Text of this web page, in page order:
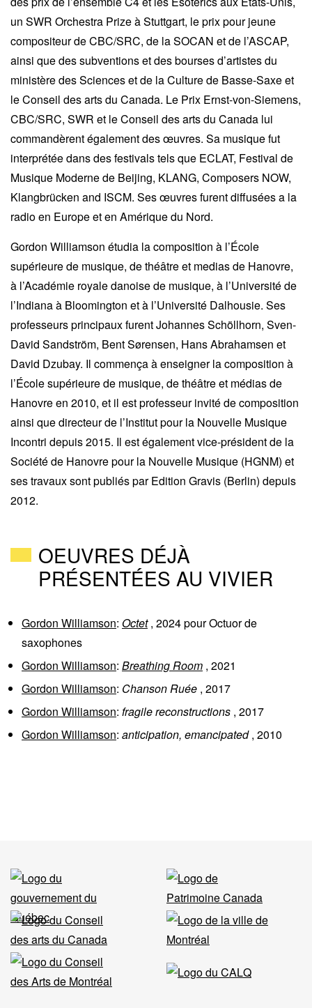
un SWR Orchestra Prize à Stuttgart, le prix pour jeune
compositeur de CBC/SRC, de la SOCAN et de l’ASCAP,
ainsi que des subventions et des bourses d’artistes du
ministère des Sciences et de la Culture de Basse-Saxe et
le Conseil des arts du Canada. Le Prix Ernst-von-Siemens,
CBC/SRC, SWR et le Conseil des arts du Canada lui
commandèrent également des œuvres. Sa musique fut
interprétée dans des festivals tels que ECLAT, Festival de
Musique Moderne de Beijing, KLANG, Composers NOW,
Klangbrücken and ISCM. Ses œuvres furent diffusées a la
radio en Europe et en Amérique du Nord.
Gordon Williamson étudia la composition à l’École
supérieure de musique, de théâtre et medias de Hanovre,
à l’Académie royale danoise de musique, à l’Université de
l’Indiana à Bloomington et à l’Université Dalhousie. Ses
professeurs principaux furent Johannes Schöllhorn, Sven-
David Sandström, Bent Sørensen, Hans Abrahamsen et
David Dzubay. Il commença à enseigner la composition à
l’École supérieure de musique, de théâtre et médias de
Hanovre en 2010, et il est professeur invité de composition
ainsi que directeur de l’Institut pour la Nouvelle Musique
Incontri depuis 2015. Il est également vice-président de la
Société de Hanovre pour la Nouvelle Musique (HGNM) et
ses travaux sont publiés par Edition Gravis (Berlin) depuis
2012.
OEUVRES DÉJÀ
PRÉSENTÉES AU VIVIER
Gordon Williamson: Octet , 2024pourOctuor de
saxophones
Gordon Williamson: Breathing Room , 2021
Gordon Williamson: Chanson Ruée , 2017
Gordon Williamson: fragile reconstructions , 2017
Gordon Williamson: anticipation, emancipated, 2010